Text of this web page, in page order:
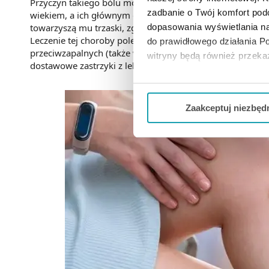
zadbanie o Twój komfort
dopasowania wyświetlania
do prawidłowego działania
witryny będą również
Jeżeli chcesz dostosować
Ciebie danych, które nie są
wszystkich funkcjonalności
Zaakceptuj
Przyczyn takiego bólu może być wiele, a najczęstszą z
wiekiem, a ich głównym objawem jest ból występujący
towarzyszą mu trzaski, zgrzytanie i strzykanie w
Leczenie tej choroby polega głównie na fizjoterapii oraz
przeciwzapalnych (także w formie maści, np. z
dostawowe zastrzyki z lekami lub nawet zabieg